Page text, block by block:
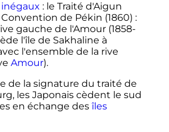
: le Traité d'Aigun
de Pékin (1860) :
gauche de l'Amour (1858-
l'île de Sakhaline à
l'ensemble de la rive
Amour).
de la signature du traité de
les Japonais cèdent le sud
en échange des îles